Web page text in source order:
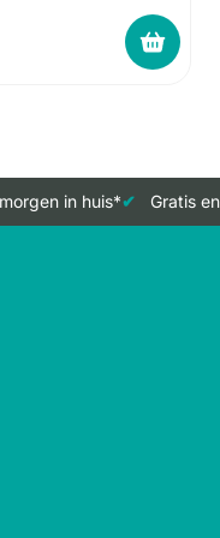
in huis* Gratis